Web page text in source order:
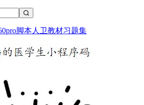
脚本人卫教材习题集